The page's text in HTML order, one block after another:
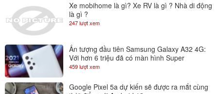
Xe mobihome là gì? Xe RV là gì ? Nhà di động
là gì ?
247 lượt xem
Ấn tượng đầu tiên Samsung Galaxy A32 4G:
Với hơn 6 triệu đã có màn hình Super
AMOLED 90Hz
459 lượt xem
Google Pixel 5a dự kiến sẽ được ra mắt cùng